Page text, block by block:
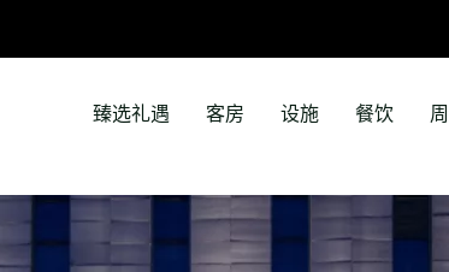
臻选礼遇 客房 设施 餐饮